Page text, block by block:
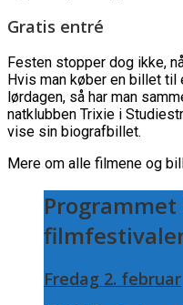
Gratis entré
Festen stopper dog ikke,
Hvis man køber en billet til
lørdagen, så har man
natklubben Trixie i
vise sin biografbillet.
Mere om alle filmene og
Fredag 2. februar